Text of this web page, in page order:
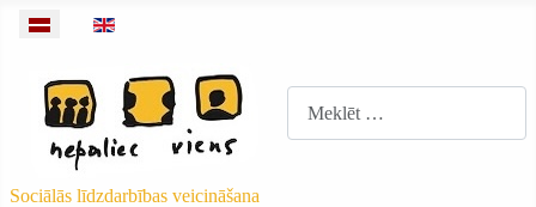
Izvēlieties valodu
Sociālās līdzdarbības veicināšana